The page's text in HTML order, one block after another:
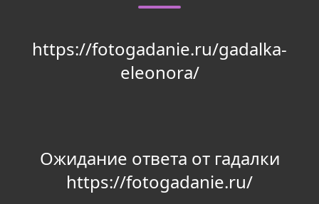
https://fotogadanie.ru/gadalka-
eleonora/
Ожидание ответа от гадалки
https://fotogadanie.ru/